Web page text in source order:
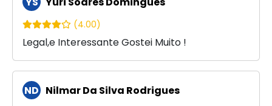
(4.00)
Legal,e Interessante Gostei Muito !
ND Nilmar Da Silva Rodrigues